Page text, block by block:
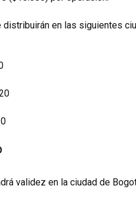
en las siguientes
validez en la ciudad de